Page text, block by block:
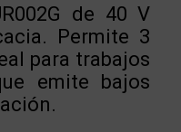
de 40 V
Permite 3
para trabajos
emite bajos